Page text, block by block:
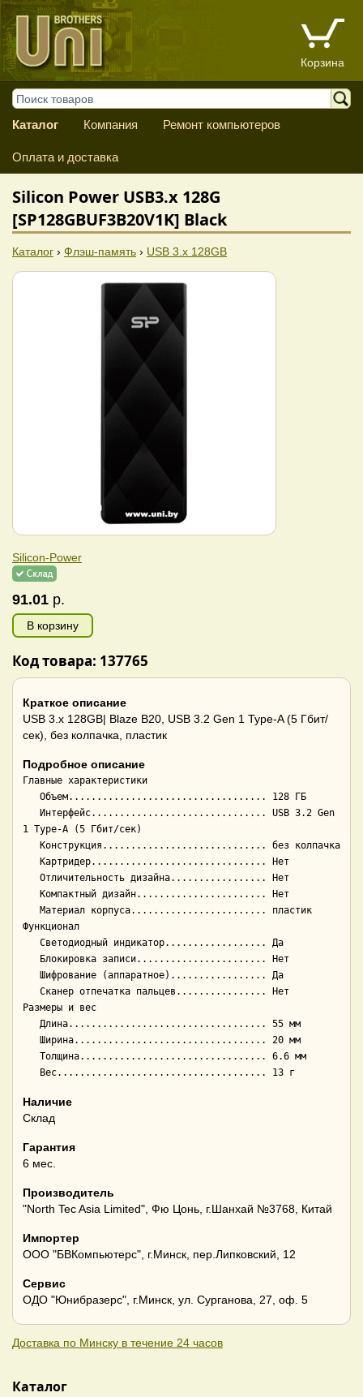
Корзина
Каталог Компания Ремонт компьютеров
Оплата и доставка
Silicon Power USB3.x 128G
[SP128GBUF3B20V1K] Black
Каталог › Флэш-память › USB 3.x 128GB
Silicon-Power
91.01 р.
В корзину
Код товара: 137765
Краткое описание
USB 3.x 128GB| Blaze B20, USB 3.2 Gen 1 Type-A (5 Гбит/
сек), без колпачка, пластик
Подробное описание
Главные характеристики
1 Type-A (5 Гбит/сек)
Функционал
Размеры и вес
Наличие
Склад
Гарантия
6 мес.
Производитель
"North Tec Asia Limited", Фю Цонь, г.Шанхай №3768, Китай
Импортер
ООО "БВКомпьютерс", г.Минск, пер.Липковский, 12
Сервис
ОДО "Юнибразерс", г.Минск, ул. Сурганова, 27, оф. 5
Доставка по Минску в течение 24 часов
Каталог